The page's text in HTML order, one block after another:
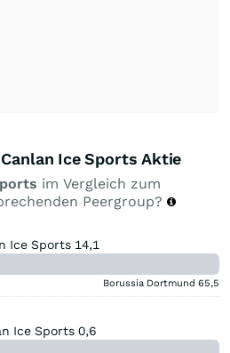
Ice Sports Aktie
im Vergleich zum
Peergroup?
Ice Sports 14,1
Borussia Dortmund 65,5
Ice Sports 0,6